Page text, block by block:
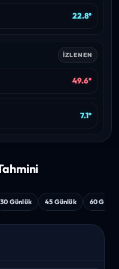
22.8°
İZLENEN
49.6°
7.1°
30 Günlük 45 Günlük 60